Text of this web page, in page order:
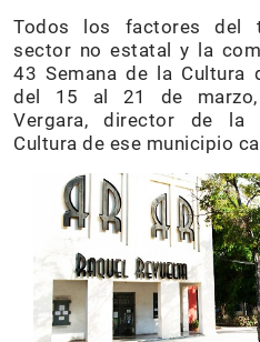
Todos los factores del
sector no estatal y la
43 Semana de la Cultura
del 15 al 21 de marzo,
Vergara, director de la
Cultura de ese municipio